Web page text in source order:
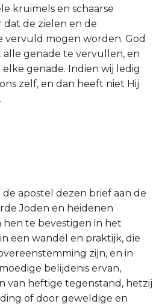
kruimels en schaarse
dat de zielen en de
vervuld mogen worden. God
alle genade te vervullen, en
genade. Indien wij ledig
zelf, en dan heeft niet Hij
de apostel dezen brief aan de
Joden en heidenen
hen te bevestigen in het
een wandel en praktijk, die
zijn, en in
belijdenis ervan,
van heftige tegenstand, hetzij
of door geweldige en